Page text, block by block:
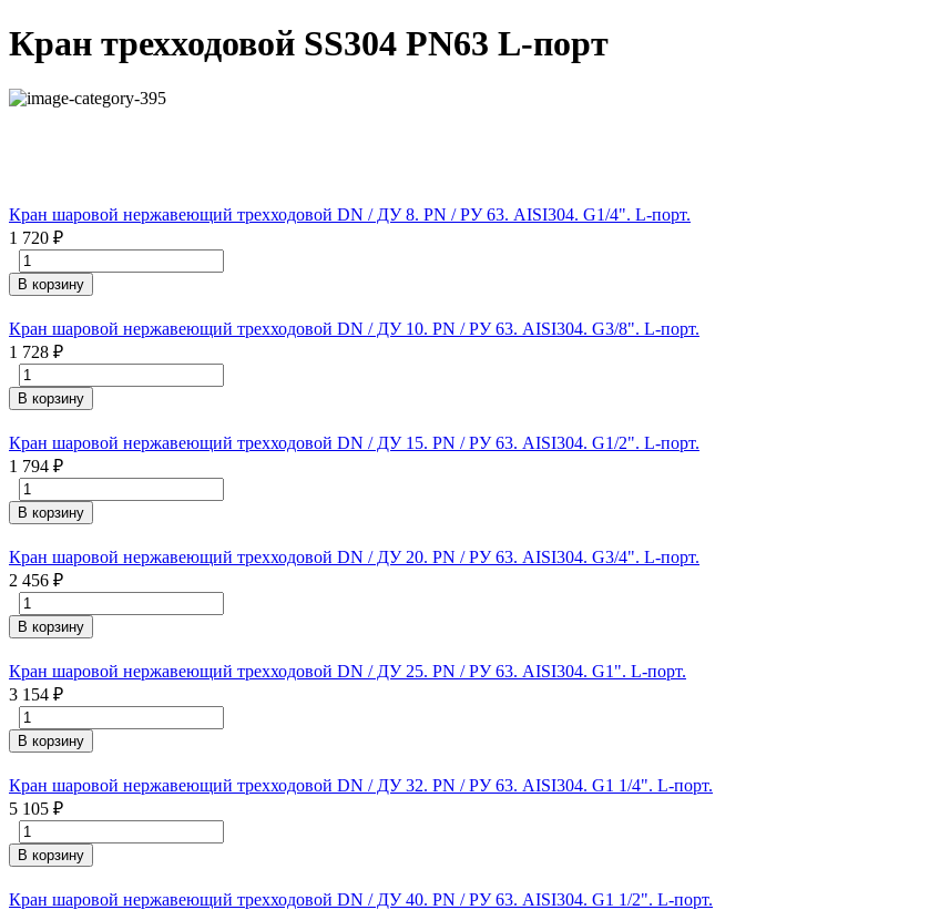
Кран трехходовой SS304 PN63 L-порт
Кран шаровой нержавеющий трехходовой DN / ДУ 8. PN / РУ 63. AISI304. G1/4". L-порт.
1 720 ₽
В корзину
Кран шаровой нержавеющий трехходовой DN / ДУ 10. PN / РУ 63. AISI304. G3/8". L-порт.
1 728 ₽
В корзину
Кран шаровой нержавеющий трехходовой DN / ДУ 15. PN / РУ 63. AISI304. G1/2". L-порт.
1 794 ₽
В корзину
Кран шаровой нержавеющий трехходовой DN / ДУ 20. PN / РУ 63. AISI304. G3/4". L-порт.
2 456 ₽
В корзину
Кран шаровой нержавеющий трехходовой DN / ДУ 25. PN / РУ 63. AISI304. G1". L-порт.
3 154 ₽
В корзину
Кран шаровой нержавеющий трехходовой DN / ДУ 32. PN / РУ 63. AISI304. G1 1/4". L-порт.
5 105 ₽
В корзину
Кран шаровой нержавеющий трехходовой DN / ДУ 40. PN / РУ 63. AISI304. G1 1/2". L-порт.